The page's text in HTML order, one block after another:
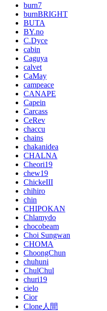
burn7
burnBRIGHT
BUTA
BY.no
C.Dyce
cabin
Caguya
calvet
CaMay
campeace
CANAPE
Capein
Carcass
CeRev
chaccu
chains
chakanidea
CHALNA
Cheori19
chew19
ChickeIII
chihiro
chin
CHIPOKAN
Chlamydo
chocobeam
Choi Sungwan
CHOMA
ChoongChun
chuhuni
ChulChul
churi19
cielo
Cior
Clone人間